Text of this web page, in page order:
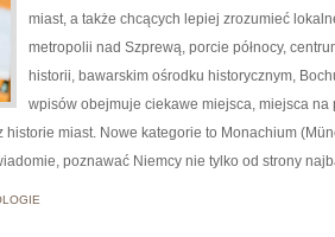
miast, a także chcących lepiej zrozumieć
metropolii nad Szprewą, porcie północy,
historii, bawarskim ośrodku historycznym,
wpisów obejmuje ciekawe miejsca, miejsca
historie miast. Nowe kategorie to Monachium
poznawać Niemcy nie tylko od strony